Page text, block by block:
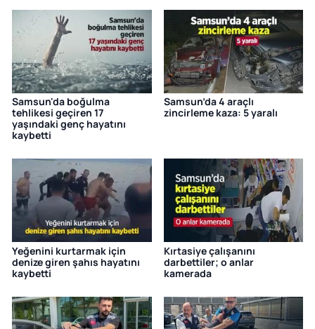
Samsun'da boğulma
tehlikesi geçiren 17
yaşındaki genç hayatını
kaybetti
Samsun’da 4 araçlı
zincirleme kaza: 5 yaralı
Yeğenini kurtarmak için
denize giren şahıs hayatını
kaybetti
Kırtasiye çalışanını
darbettiler; o anlar
kamerada